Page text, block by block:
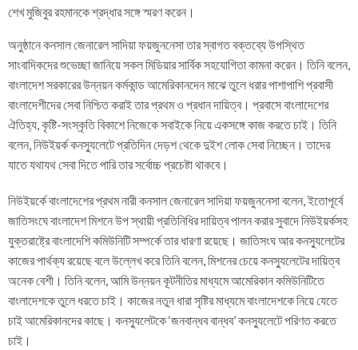
শেখ মুজিবুর রহমানকে শ্রদ্ধার সঙ্গে স্মরণ করেন।
অনুষ্ঠানে কনসাল জেনারেল সাদিয়া ফয়জুননেসা তার স্বাগত বক্তব্যে উপস্থিত
সাংবাদিকদের শুভেচ্ছা জানিয়ে সকল মিডিয়ার সার্বিক সহযোগিতা কামনা করেন। তিনি বলেন,
বাংলাদেশ সরকারের উন্নয়ন কর্মকান্ড আমেরিকানদেন মাঝে তুলে ধরার পাশাপাশি প্রবাসী
বাংলাদেশীদের সেবা নিশ্চিত করাই তার প্রথম ও প্রধান দায়িত্ব। প্রবাসে বাংলাদেশের
ঐতিহ্য, কৃষ্টি-সংস্কৃতি বিকাশে নিজেকে সবাইকে নিয়ে একসঙ্গে কাজ করতে চাই। তিনি
বলেন, নিউইয়র্ক কনস্যুলেটে প্রতিদিন দেড়শ থেকে দুইশ লোক সেবা নিচ্ছেন। তাদের
যাতে যথাযথ সেবা দিতে পারি তার সর্বোচ্চ প্রচেষ্টা থাকবে।
নিউইয়র্কে বাংলাদেশের প্রথম নারী কনসাল জেনারেল সাদিয়া ফয়জুননেসা বলেন, ইতোপূর্বে
জাতিসংঘে বাংলাদেশ মিশনে উপ স্থায়ী প্রতিনিধির দায়িত্ব পালন করার সুবাদে নিউইয়র্কসহ
যুক্তরাষ্ট্রে বাংলাদেশি কমিউনিটি সম্পর্কে তার ধারণা রয়েছে। জাতিসংঘ আর কনস্যুলেটের
কাজের পার্থক্য রয়েছে বলে উল্লেখ করে তিনি বলেন, মিশনের চেয়ে কনস্যুলেটের দায়িত্ব
অনেক বেশী। তিনি বলেন, আমি উন্নয়ন কূটনীতির মাধ্যমে আমেরিকান কমিউনিটিতে
বাংলাদেশকে তুলে ধরতে চাই। কাজের নতুন ধারা সৃষ্টির মাধ্যমে বাংলাদেশকে নিয়ে যেতে
চাই আমেরিকানদের কাছে। কনস্যুলেটকে ‘জনবান্ধব বান্ধব’ কনস্যুলেটে পরিণত করতে
চাই।